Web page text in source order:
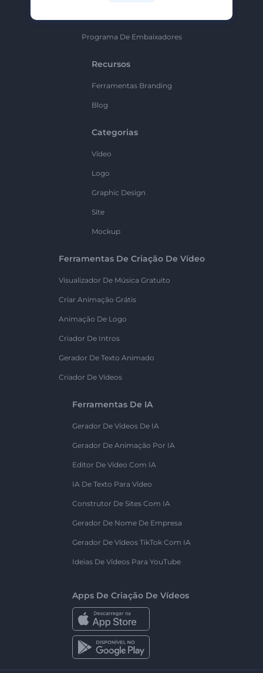
Programa De Embaixadores
Recursos
Ferramentas Branding
Blog
Categorias
Vídeo
Logo
Graphic Design
Site
Mockup
Ferramentas De Criação De Vídeo
Visualizador De Música Gratuito
Criar Animação Grátis
Animação De Logo
Criador De Intros
Gerador De Texto Animado
Criador De Vídeos
Ferramentas De IA
Gerador De Vídeos De IA
Gerador De Animação Por IA
Editor De Vídeo Com IA
IA De Texto Para Vídeo
Construtor De Sites Com IA
Gerador De Nome De Empresa
Gerador De Vídeos TikTok Com IA
Ideias De Vídeos Para YouTube
Apps De Criação De Vídeos